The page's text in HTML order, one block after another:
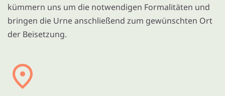
kümmern uns um die notwendigen Formalitäten und
bringen die Urne anschließend zum gewünschten Ort
der Beisetzung.